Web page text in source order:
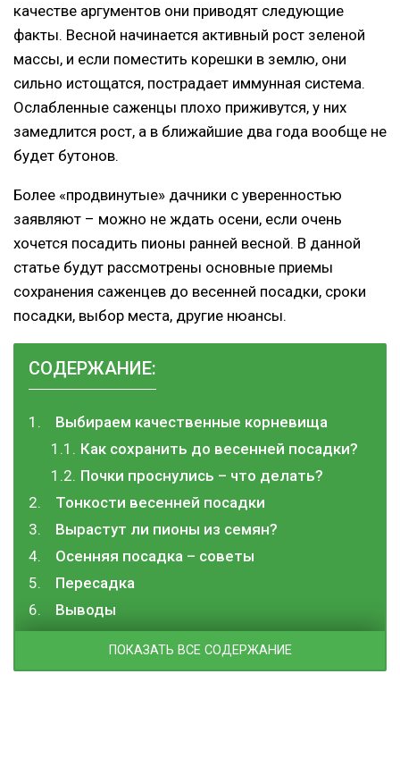
качестве аргументов они приводят следующие
факты. Весной начинается активный рост зеленой
массы, и если поместить корешки в землю, они
сильно истощатся, пострадает иммунная система.
Ослабленные саженцы плохо приживутся, у них
замедлится рост, а в ближайшие два года вообще не
будет бутонов.
Более «продвинутые» дачники с уверенностью
заявляют – можно не ждать осени, если очень
хочется посадить пионы ранней весной. В данной
статье будут рассмотрены основные приемы
сохранения саженцев до весенней посадки, сроки
посадки, выбор места, другие нюансы.
СОДЕРЖАНИЕ:
Выбираем качественные корневища
Как сохранить до весенней посадки?
Почки проснулись – что делать?
Тонкости весенней посадки
Вырастут ли пионы из семян?
Осенняя посадка – советы
Пересадка
Выводы
ПОКАЗАТЬ ВСЕ СОДЕРЖАНИЕ